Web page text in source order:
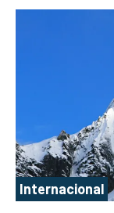
Internacional